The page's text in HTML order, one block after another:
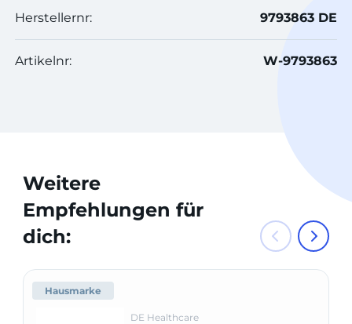
Herstellernr: 9793863 DE
Artikelnr: W-9793863
Weitere
Empfehlungen für
dich:
Hausmarke
DE Healthcare